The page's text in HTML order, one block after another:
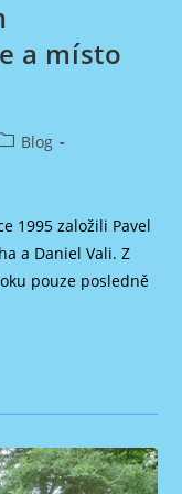
a místo
Blog
1995 založili Pavel
a Daniel Vali. Z
pouze posledně